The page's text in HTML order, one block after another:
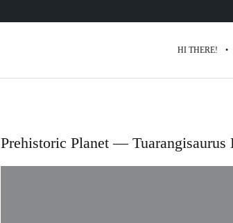
HI THERE!
Prehistoric Planet —